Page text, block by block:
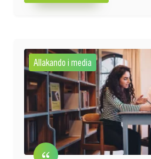
Allakando i media